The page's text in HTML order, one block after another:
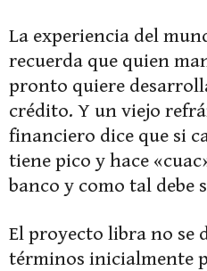
La experiencia del
recuerda que quien
pronto quiere
crédito. Y un viejo
financiero dice que si
tiene pico y hace
banco y como tal debe
El proyecto libra no se
términos inicialmente